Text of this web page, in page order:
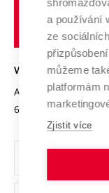
Transfer znalostí
Open Science
Projekty
Projekty ze
Specifický výzkum
Služby univerzity
Mezinárodní dohody
Univerzitní sítě
Udržitelná univerzita
Podnikavá
Bezpečná univerzita
Vyznamenání
Organizační
Ochrana osobních
VYSOKÉ UČENÍ
Antonínská 548/1
602 00 Brno
a používání
ze
můžeme
platformám
Zjistit více